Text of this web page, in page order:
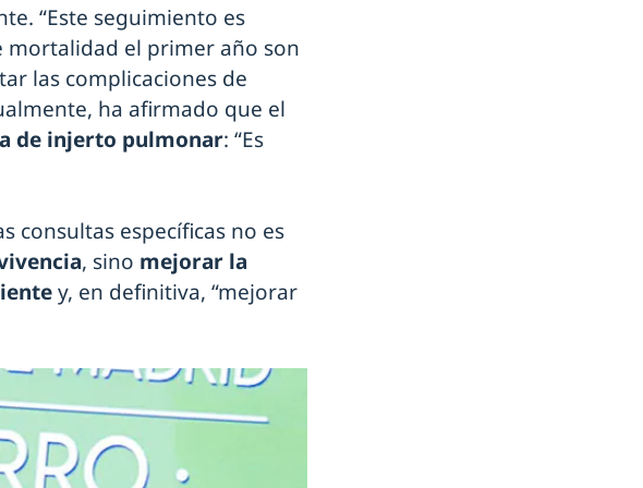
“Este seguimiento es
el primer año son
las complicaciones de
ha afirmado que el
de injerto pulmonar: “Es
consultas específicas no es
, sino mejorar la
y, en definitiva, “mejorar